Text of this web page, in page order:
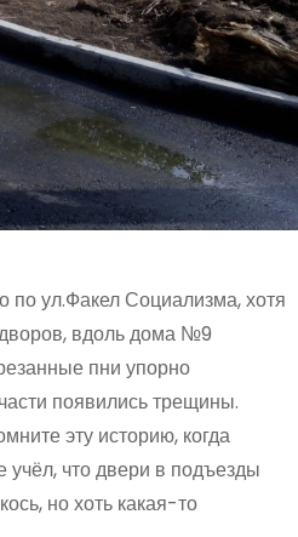
по ул.Факел Социализма, хотя
вдоль дома №9
пни упорно
появились трещины.
эту историю, когда
что двери в подъезды
но хоть какая-то